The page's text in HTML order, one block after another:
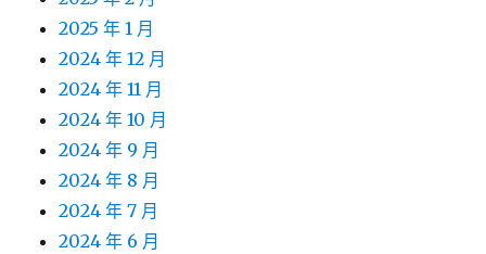
2025 年 1 月
2024 年 12 月
2024 年 11 月
2024 年 10 月
2024 年 9 月
2024 年 8 月
2024 年 7 月
2024 年 6 月